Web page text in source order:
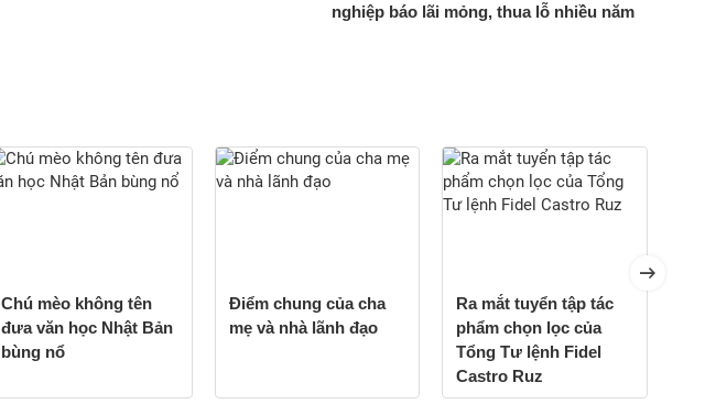
nghiệp báo lãi mỏng, thua lỗ nhiều năm
Chú mèo không tên
đưa văn học Nhật Bản
bùng nổ
Điểm chung của cha
mẹ và nhà lãnh đạo
Ra mắt tuyển tập tác
phẩm chọn lọc của
Tổng Tư lệnh Fidel
Castro Ruz